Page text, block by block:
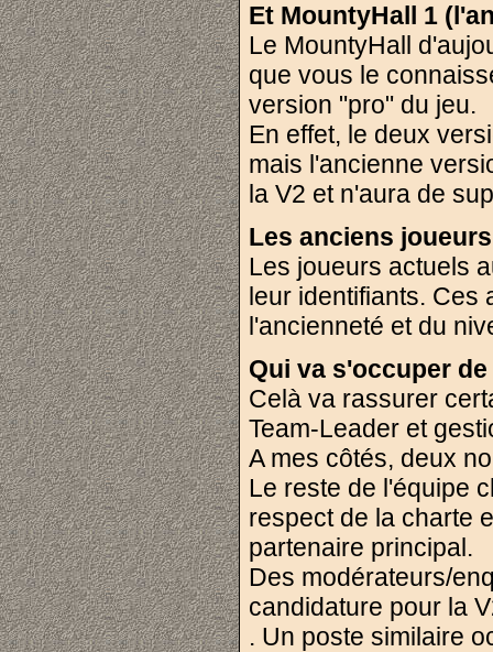
Et MountyHall 1
Le MountyHall
que vous le
version "pro" du jeu.
En effet, le deux
mais l'ancienne
la V2 et n'aura de
Les anciens
Les joueurs actuels
leur identifiants. Ces
l'ancienneté et du
Qui va s'occuper de
Celà va rassurer
Team-Leader et
A mes côtés, deux
Le reste de l'équipe
respect de la charte
partenaire principal.
Des modérateurs/
candidature pour la
. Un poste similaire